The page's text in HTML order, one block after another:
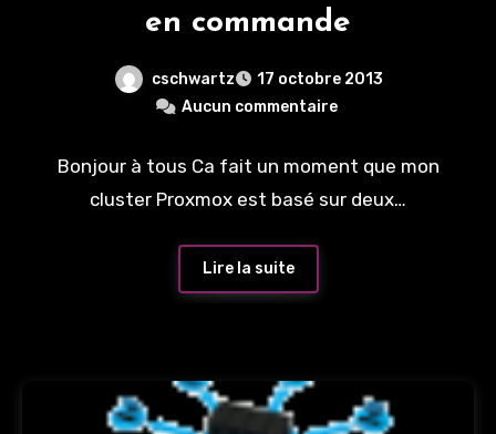
en commande
cschwartz
17 octobre 2013
Aucun commentaire
Bonjour à tous Ca fait un moment que mon
cluster Proxmox est basé sur deux…
Lire la suite